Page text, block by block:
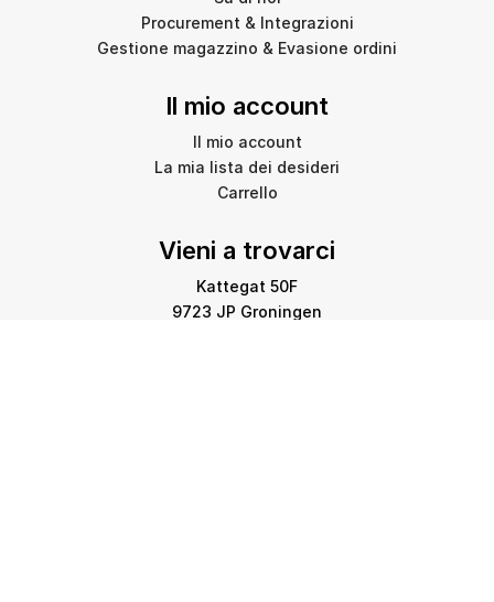
Procurement & Integrazioni
Gestione magazzino & Evasione ordini
Il mio account
Il mio account
La mia lista dei desideri
Carrello
Vieni a trovarci
Kattegat 50F
9723 JP Groningen